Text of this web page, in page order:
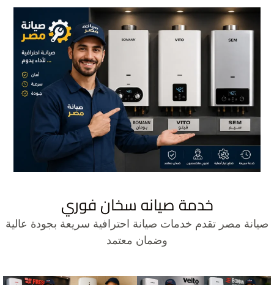
خدمة صيانه سخان فوري
صيانة مصر تقدم خدمات صيانة احترافية سريعة بجودة عالية
وضمان معتمد